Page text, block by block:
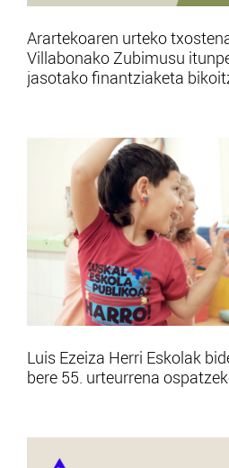
Arartekoaren urteko
Villabonako Zubimusu
jasotako finantziaketa
Luis Ezeiza Herri Eskolak
bere 55. urteurrena